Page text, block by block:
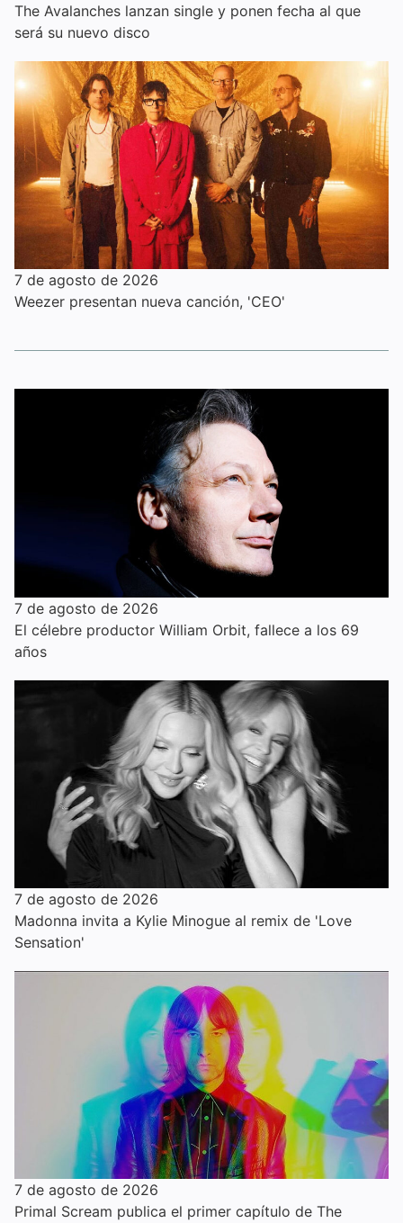
The Avalanches lanzan single y ponen fecha al que
será su nuevo disco
7 de agosto de 2026
Weezer presentan nueva canción, 'CEO'
7 de agosto de 2026
El célebre productor William Orbit, fallece a los 69
años
7 de agosto de 2026
Madonna invita a Kylie Minogue al remix de 'Love
Sensation'
7 de agosto de 2026
Primal Scream publica el primer capítulo de The